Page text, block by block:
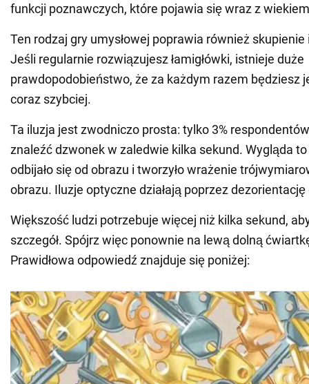
funkcji poznawczych, które pojawia się wraz z
Ten rodzaj gry umysłowej poprawia również
Jeśli regularnie rozwiązujesz łamigłówki, istnieje duże
prawdopodobieństwo, że za każdym razem będziesz
coraz szybciej.
Ta iluzja jest zwodniczo prosta: tylko 3%
znaleźć dzwonek w zaledwie kilka sekund. Wygląda to
odbijało się od obrazu i tworzyło wrażenie
obrazu. Iluzje optyczne działają poprzez
Większość ludzi potrzebuje więcej niż kilka sekund,
szczegół. Spójrz więc ponownie na lewą dolną
Prawidłowa odpowiedź znajduje się poniżej: